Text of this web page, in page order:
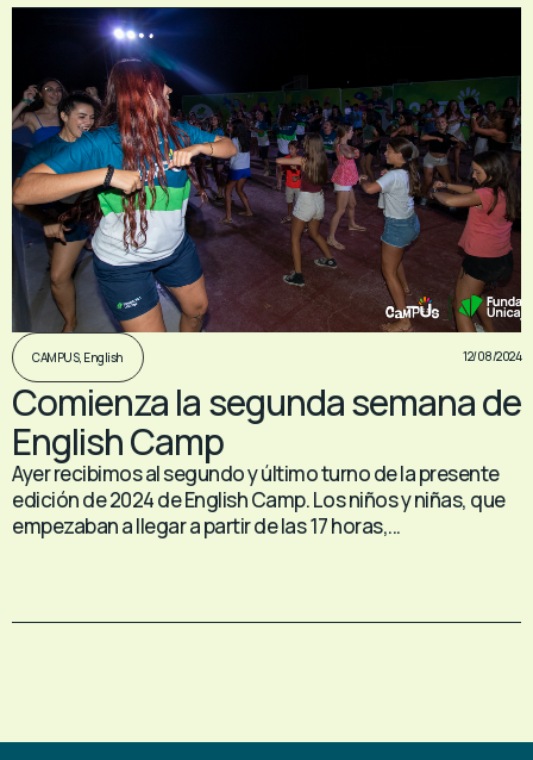
CAMPUS, English 12/08/2024
Comienza la segunda semana de
English Camp
Ayer recibimos al segundo y último turno de la presente
edición de 2024 de English Camp. Los niños y niñas, que
empezaban a llegar a partir de las 17 horas,...